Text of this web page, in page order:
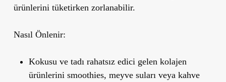
ürünlerini tüketirken zorlanabilir.
Nasıl Önlenir:
Kokusu ve tadı rahatsız edici gelen kolajen
ürünlerini smoothies, meyve suları veya kahve